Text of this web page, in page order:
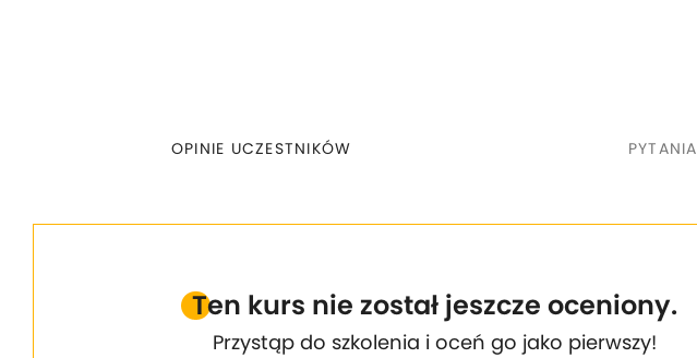
OPINIE UCZESTNIKÓW PYTANIA
Ten kurs nie został jeszcze oceniony.
Przystąp do szkolenia i oceń go jako pierwszy!